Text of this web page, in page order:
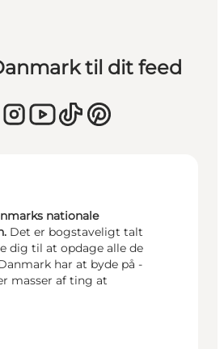
til dit feed
nationale
Det er bogstaveligt talt
dig til at opdage alle de
har at byde på -
masser af ting at